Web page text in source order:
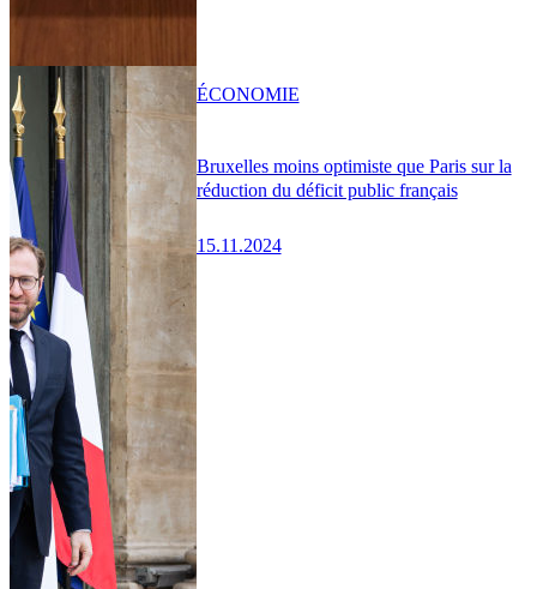
Bruxelles moins optimiste que Paris sur la
réduction du déficit public français
15.11.2024
ÉCONOMIE